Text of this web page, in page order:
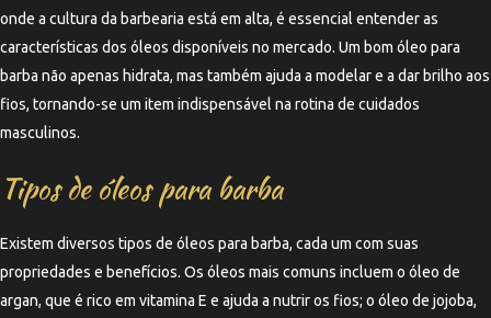
onde a cultura da barbearia está em alta, é essencial entender as
características dos óleos disponíveis no mercado. Um bom óleo para
barba não apenas hidrata, mas também ajuda a modelar e a dar brilho aos
fios, tornando-se um item indispensável na rotina de cuidados
masculinos.
Tipos de óleos para barba
Existem diversos tipos de óleos para barba, cada um com suas
propriedades e benefícios. Os óleos mais comuns incluem o óleo de
argan, que é rico em vitamina E e ajuda a nutrir os fios; o óleo de jojoba,